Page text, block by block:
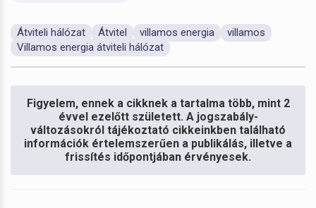
Átviteli hálózat Átvitel villamos energia
villamos
Villamos energia átviteli hálózat
Figyelem, ennek a cikknek a tartalma több, mint 2
évvel ezelőtt született. A jogszabály-
változásokról tájékoztató cikkeinkben található
információk értelemszerűen a publikálás, illetve a
frissítés időpontjában érvényesek.